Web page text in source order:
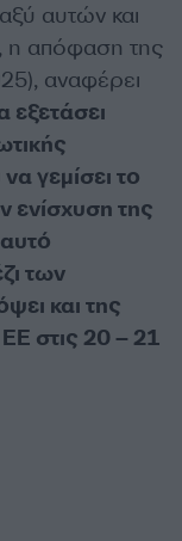
αυτών και
η απόφαση της
αναφέρει
εξετάσει
γεμίσει το
ενίσχυση της
των
και της
στις 20 – 21